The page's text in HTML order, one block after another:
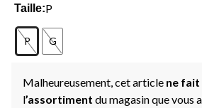
Taille:P
P G
Malheureusement, cet article ne fait
l’assortiment du magasin que vous